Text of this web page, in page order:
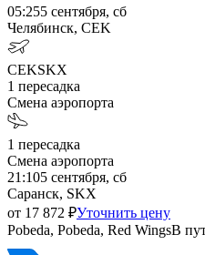
05:255 сентября, сб
Челябинск, CEK
CEKSKX
1 пересадка
Смена аэропорта
1 пересадка
Смена аэропорта
21:105 сентября, сб
Саранск, SKX
от 17 872 ₽Уточнить цену
Pobeda, Pobeda, Red WingsВ